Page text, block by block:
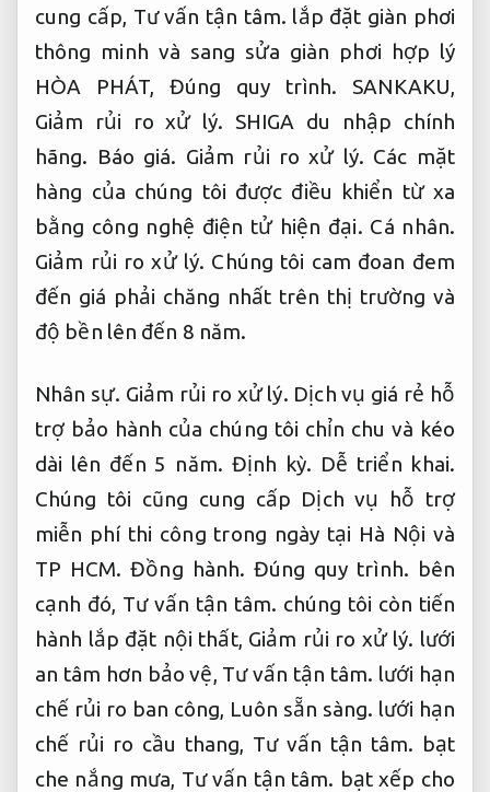
cung cấp, Tư vấn tận tâm. lắp đặt giàn phơi
thông minh và sang sửa giàn phơi hợp lý
HÒA PHÁT,Đúng quy trình. SANKAKU,
Giảm rủi ro xử lý. SHIGA du nhập chính
hãng. Báo giá. Giảm rủi ro xử lý. Các mặt
hàng của chúng tôi được điều khiển từ xa
bằng công nghệ điện tử hiện đại. Cá nhân.
Giảm rủi ro xử lý. Chúng tôi cam đoan đem
đến giá phải chăng nhất trên thị trường và
độ bền lên đến 8 năm.
Nhân sự. Giảm rủi ro xử lý. Dịch vụ giá rẻ hỗ
trợ bảo hành của chúng tôi chỉn chu và kéo
dài lên đến 5 năm. Định kỳ. Dễ triển khai.
Chúng tôi cũng cung cấp Dịch vụ hỗ trợ
miễn phí thi công trong ngày tại Hà Nội và
TP HCM.Đồng hành. Đúng quy trình. bên
cạnh đó, Tư vấn tận tâm. chúng tôi còn tiến
hành lắp đặt nội thất, Giảm rủi ro xử lý. lưới
an tâm hơn bảo vệ, Tư vấn tận tâm. lưới hạn
chế rủi ro ban công, Luôn sẵn sàng. lưới hạn
chế rủi ro cầu thang, Tư vấn tận tâm. bạt
che nắng mưa, Tư vấn tận tâm. bạt xếp cho